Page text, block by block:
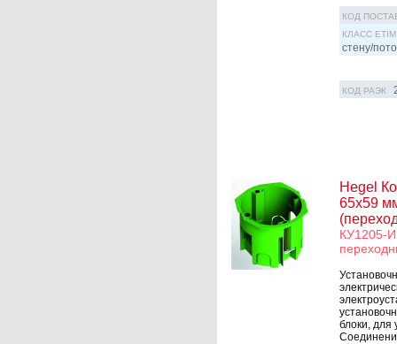
КОД
КЛАСС ETIM
стену/
КОД РАЭК
Hegel
65х59
КУ1205-И
блоки, для